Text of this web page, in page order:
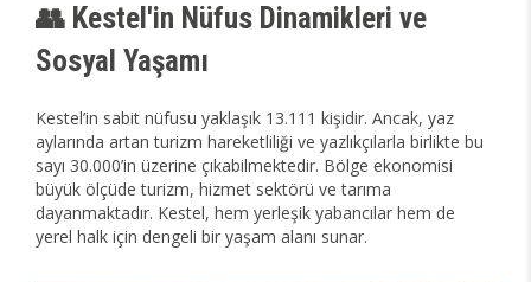
👥 Kestel'in Nüfus Dinamikleri ve
Sosyal Yaşamı
Kestel’in sabit nüfusu yaklaşık 13.111 kişidir. Ancak, yaz
aylarında artan turizm hareketliliği ve yazlıkçılarla birlikte bu
sayı 30.000’in üzerine çıkabilmektedir. Bölge ekonomisi
büyük ölçüde turizm, hizmet sektörü ve tarıma
dayanmaktadır. Kestel, hem yerleşik yabancılar hem de
yerel halk için dengeli bir yaşam alanı sunar.